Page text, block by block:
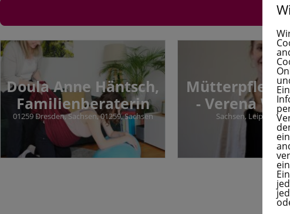
Doula Anne Häntsch,
Familienberaterin
01259 Dresden, Sachsen, 01259, Sachsen
Mütterpflege
- Verena
Sachsen, Leipzig,